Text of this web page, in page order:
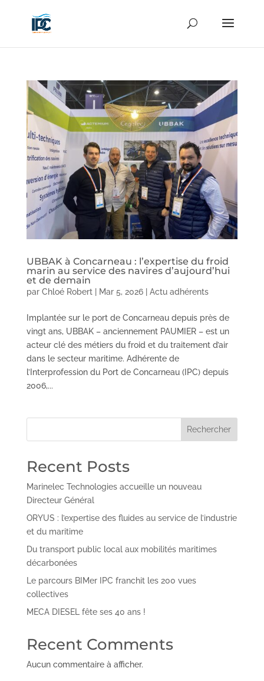
UBBAK à Concarneau : l’expertise du froid
marin au service des navires d’aujourd’hui
et de demain
par Chloé Robert| Mar 5, 2026| Actu adhérents
Implantée sur le port de Concarneau depuis près de
vingt ans, UBBAK – anciennement PAUMIER – est un
acteur clé des métiers du froid et du traitement d’air
dans le secteur maritime. Adhérente de
l’Interprofession du Port de Concarneau (IPC) depuis
2006,...
Rechercher
Recent Posts
Marinelec Technologies accueille un nouveau
Directeur Général
ORYUS : l’expertise des fluides au service de l’industrie
et du maritime
Du transport public local aux mobilités maritimes
décarbonées
Le parcours BIMer IPC franchit les 200 vues
collectives
MECA DIESEL fête ses 40 ans !
Recent Comments
Aucun commentaire à afficher.